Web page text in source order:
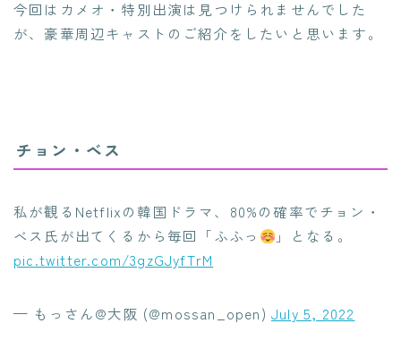
今回はカメオ・特別出演は見つけられませんでした
が、豪華周辺キャストのご紹介をしたいと思います。
チョン・ベス
私が観るNetflixの韓国ドラマ、80%の確率でチョン・
ベス氏が出てくるから毎回「ふふっ
」となる。
pic.twitter.com/3gzGJyfTrM
— もっさん@大阪 (@mossan_open) July 5, 2022